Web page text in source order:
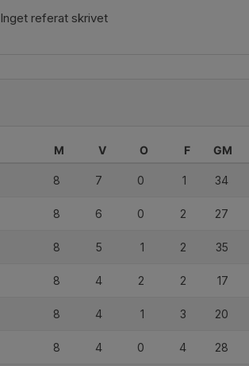
Inget referat skrivet
M V O F GM
8 7 0 1 34
8 6 0 2 27
8 5 1 2 35
8 4 2 2 17
8 4 1 3 20
8 4 0 4 28